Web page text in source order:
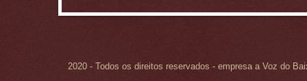
2020 - Todos os direitos reservados - empresa a Voz do